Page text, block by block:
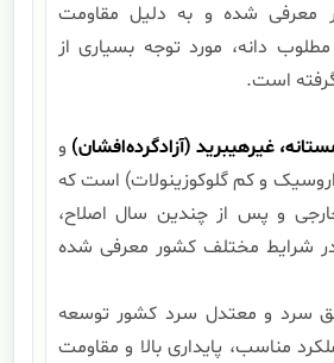
معرفی شده و به دلیل مقاومت
دانه، مورد توجه بسیاری از
گرفته است.
غیرهیبرید (آزادگرده‌افشان) و
و کم گلوکوزینولات) است که
و پس از چندین سال اصلاح،
در شرایط مختلف کشور معرفی شده
سرد و معتدل سرد کشور توسعه
مناسب، پایداری بالا و مقاومت